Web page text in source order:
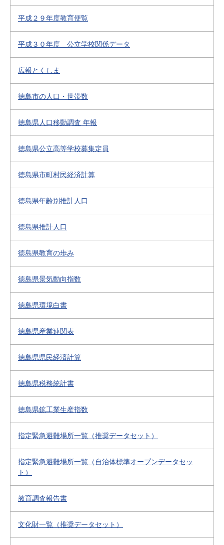
平成２９年度教育便覧
平成３０年度 公立学校関係データ
広報とくしま
徳島市の人口・世帯数
徳島県人口移動調査 年報
徳島県公立高等学校募集定員
徳島県市町村民経済計算
徳島県年齢別推計人口
徳島県推計人口
徳島県教育の歩み
徳島県景気動向指数
徳島県環境白書
徳島県産業連関表
徳島県県民経済計算
徳島県税務統計書
徳島県鉱工業生産指数
指定緊急避難場所一覧（推奨データセット）
指定緊急避難場所一覧（自治体標準オープンデータセッ
ト）
教育調査報告書
文化財一覧（推奨データセット）